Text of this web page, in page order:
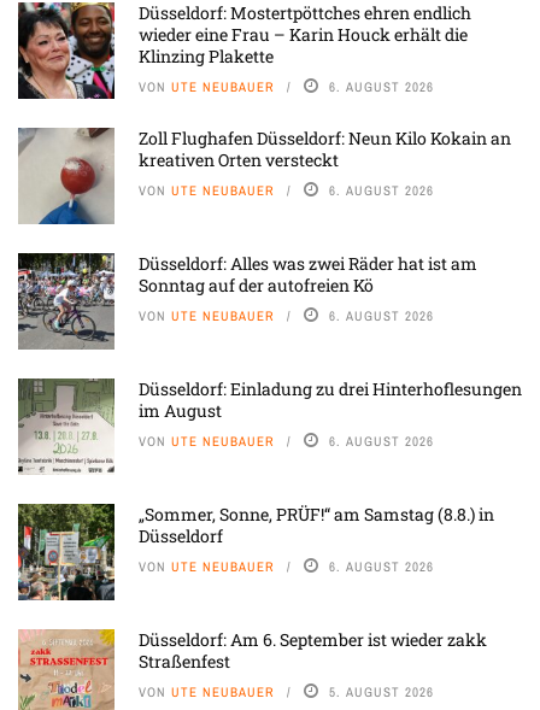
Düsseldorf: Mostertpöttches ehren endlich
wieder eine Frau – Karin Houck erhält die
Klinzing Plakette
VON UTE NEUBAUER 6. AUGUST 2026
Zoll Flughafen Düsseldorf: Neun Kilo Kokain an
kreativen Orten versteckt
VON UTE NEUBAUER 6. AUGUST 2026
Düsseldorf: Alles was zwei Räder hat ist am
Sonntag auf der autofreien Kö
VON UTE NEUBAUER 6. AUGUST 2026
Düsseldorf: Einladung zu drei Hinterhoflesungen
im August
VON UTE NEUBAUER 6. AUGUST 2026
„Sommer, Sonne, PRÜF!“ am Samstag (8.8.) in
Düsseldorf
VON UTE NEUBAUER 6. AUGUST 2026
Düsseldorf: Am 6. September ist wieder zakk
Straßenfest
VON UTE NEUBAUER 5. AUGUST 2026